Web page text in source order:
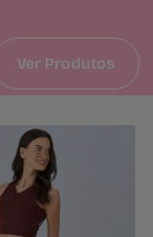
Ver Produtos